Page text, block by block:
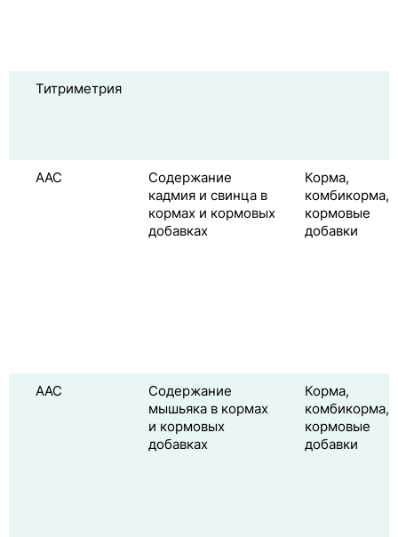
Титриметрия
ААС
Содержание
кадмия и свинца в
кормах и кормовых
добавках
Корма,
комбикорма,
кормовые
добавки
ААС
Содержание
мышьяка в кормах
и кормовых
добавках
Корма,
комбикорма,
кормовые
добавки